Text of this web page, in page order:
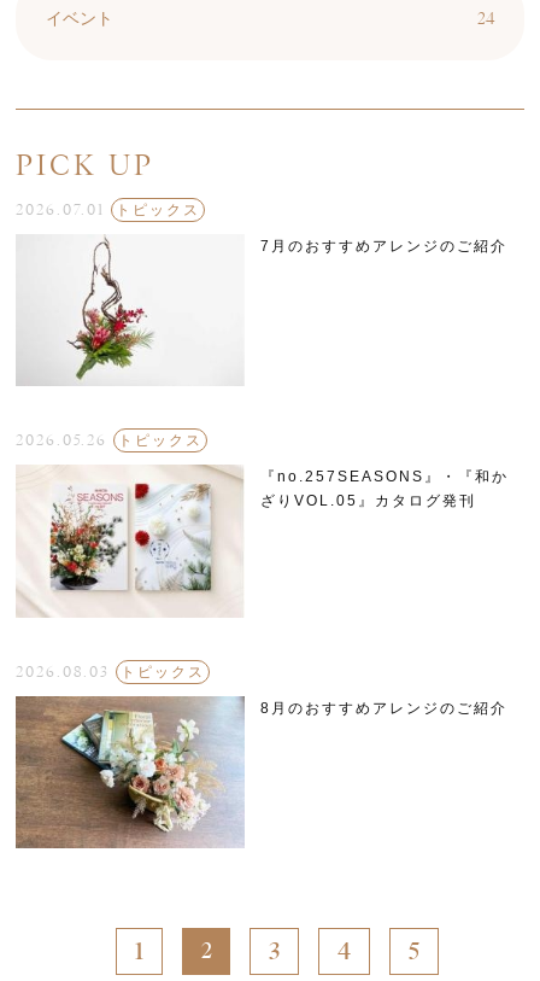
イベント 24
PICK UP
2026.07.01 トピックス
7月のおすすめアレンジのご紹介
2026.05.26 トピックス
『no.257SEASONS』・『和か
ざりVOL.05』カタログ発刊
2026.08.03 トピックス
8月のおすすめアレンジのご紹介
1 2 3 4 5